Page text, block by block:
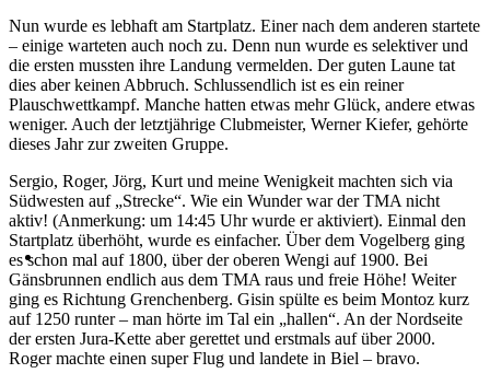
Nun wurde es lebhaft am Startplatz. Einer nach dem anderen startete
– einige warteten auch noch zu. Denn nun wurde es selektiver und
die ersten mussten ihre Landung vermelden. Der guten Laune tat
dies aber keinen Abbruch. Schlussendlich ist es ein reiner
Plauschwettkampf. Manche hatten etwas mehr Glück, andere etwas
weniger. Auch der letztjährige Clubmeister, Werner Kiefer, gehörte
dieses Jahr zur zweiten Gruppe.
Sergio, Roger, Jörg, Kurt und meine Wenigkeit machten sich via
Südwesten auf „Strecke“. Wie ein Wunder war der TMA nicht
aktiv! (Anmerkung: um 14:45 Uhr wurde er aktiviert). Einmal den
Startplatz überhöht, wurde es einfacher. Über dem Vogelberg ging
es schon mal auf 1800, über der oberen Wengi auf 1900. Bei
Gänsbrunnen endlich aus dem TMA raus und freie Höhe! Weiter
ging es Richtung Grenchenberg. Gisin spülte es beim Montoz kurz
auf 1250 runter – man hörte im Tal ein „hallen“. An der Nordseite
der ersten Jura-Kette aber gerettet und erstmals auf über 2000.
Roger machte einen super Flug und landete in Biel – bravo.